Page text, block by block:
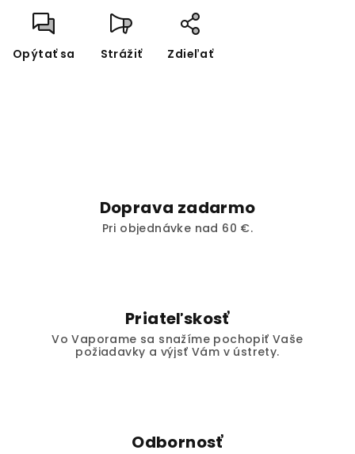
Opýtať sa Strážiť Zdieľať
Doprava zadarmo
Pri objednávke nad 60 €.
Priateľskosť
Vo Vaporame sa snažíme pochopiť Vaše
požiadavky a výjsť Vám v ústrety.
Odbornosť